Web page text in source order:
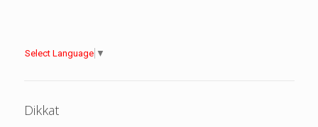
Select Language ▼
Dikkat